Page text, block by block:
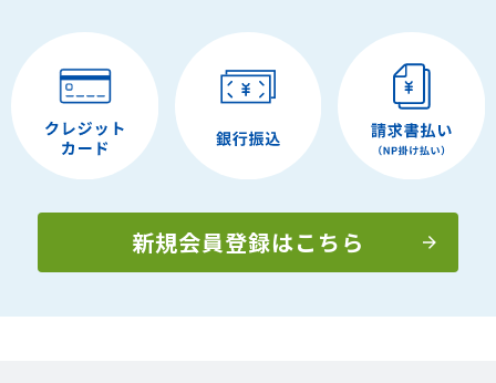
新規会員登録はこちら